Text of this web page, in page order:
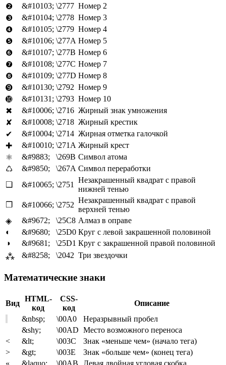
❷
&#10103; \2777 Номер 2
❸
&#10104; \2778 Номер 3
❹
&#10105; \2779 Номер 4
❺
&#10106; \277A Номер 5
❻
&#10107; \277B Номер 6
❼
&#10108; \277C Номер 7
❽
&#10109; \277D Номер 8
➒
&#10130; \2792 Номер 9
➓
&#10131; \2793 Номер 10
✖
&#10006; \2716 Жирный знак умножения
✘
&#10008; \2718 Жирный крестик
✔
&#10004; \2714 Жирная отметка галочкой
✚
&#10010; \271A Жирный крест
⚛
&#9883; \269B Символ атома
♺
&#9850; \267A Символ переработки
❑
&#10065; \2751
Незакрашенный квадрат с правой
нижней тенью
❒
&#10066; \2752
Незакрашенный квадрат с правой
верхней тенью
◈
&#9672; \25C8 Алмаз в оправе
◐
&#9680; \25D0 Круг с левой закрашенной половиной
◑
&#9681; \25D1 Круг с закрашенной правой половиной
⁂
&#8258; \2042 Три звездочки
Математические знаки
Вид
HTML-
код
CSS-
код
Описание
&nbsp;
\00A0
Неразрывный пробел
&shy;
\00AD Место возможного переноса
<
&lt; \003C
Знак «меньше чем» (начало тега)
>
&gt; \003E
Знак «больше чем» (конец тега)
«
&laquo; \00AB Левая двойная угловая скобка